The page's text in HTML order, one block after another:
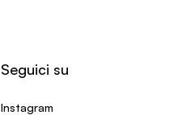
Seguici su
Instagram